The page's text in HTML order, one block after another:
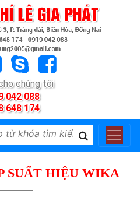
chúng tôi
042 088
648 174
SUẤT HIỆU WIKA